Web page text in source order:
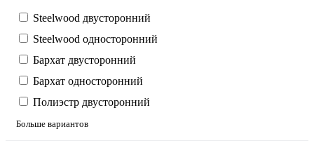
Steelwood двусторонний
Steelwood односторонний
Бархат двусторонний
Бархат односторонний
Полиэстр двусторонний
Больше вариантов